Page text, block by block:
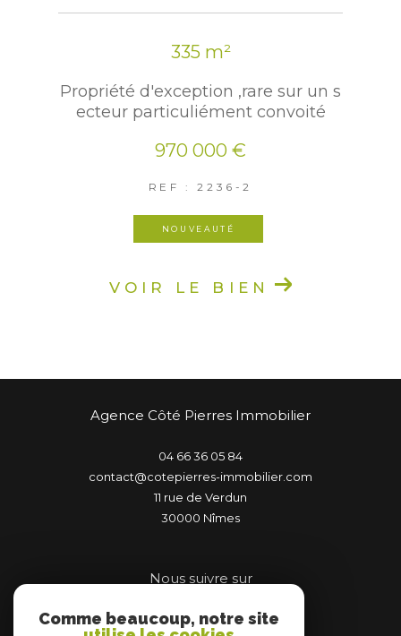
335 m²
Propriété d'exception ,rare sur un s
ecteur particuliément convoité
970 000 €
REF : 2236-2
NOUVEAUTÉ
VOIR LE BIEN
Agence Côté Pierres Immobilier
04 66 36 05 84
contact@cotepierres-immobilier.com
11 rue de Verdun
30000
nîmes
Nous suivre sur
Comme beaucoup, notre site